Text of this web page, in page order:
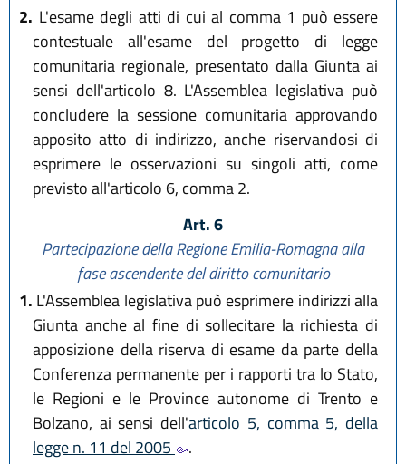
2. L'esame degli atti di cui al comma 1 può essere
contestuale all'esame del progetto di legge
comunitaria regionale, presentato dalla Giunta ai
sensi dell'articolo 8. L'Assemblea legislativa può
concludere la sessione comunitaria approvando
apposito atto di indirizzo, anche riservandosi di
esprimere le osservazioni su singoli atti, come
previsto all'articolo 6, comma 2.
Art. 6
Partecipazione della Regione Emilia-Romagna alla
fase ascendente del diritto comunitario
1. L'Assemblea legislativa può esprimere indirizzi alla
Giunta anche al fine di sollecitare la richiesta di
apposizione della riserva di esame da parte della
Conferenza permanente per i rapporti tra lo Stato,
le Regioni e le Province autonome di Trento e
Bolzano, ai sensi dell'articolo 5, comma 5, della
legge n. 11 del 2005
.